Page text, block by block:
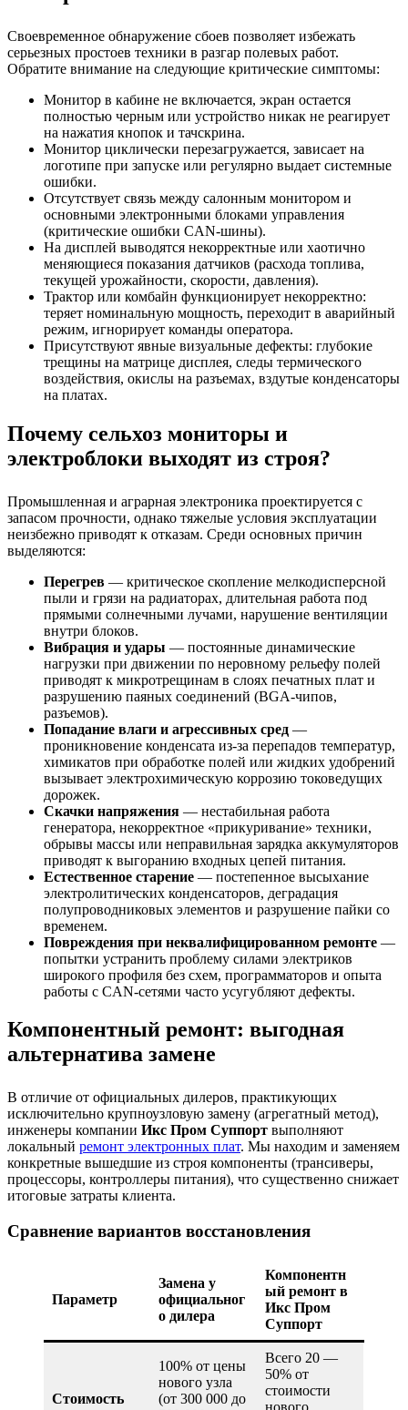
Своевременное обнаружение сбоев позволяет избежать
серьезных простоев техники в разгар полевых работ.
Обратите внимание на следующие критические симптомы:
Монитор в кабине не включается, экран остается
полностью черным или устройство никак не реагирует
на нажатия кнопок и тачскрина.
Монитор циклически перезагружается, зависает на
логотипе при запуске или регулярно выдает системные
ошибки.
Отсутствует связь между салонным монитором и
основными электронными блоками управления
(критические ошибки CAN-шины).
На дисплей выводятся некорректные или хаотично
меняющиеся показания датчиков (расхода топлива,
текущей урожайности, скорости, давления).
Трактор или комбайн функционирует некорректно:
теряет номинальную мощность, переходит в аварийный
режим, игнорирует команды оператора.
Присутствуют явные визуальные дефекты: глубокие
трещины на матрице дисплея, следы термического
воздействия, окислы на разъемах, вздутые конденсаторы
на платах.
Почему сельхоз мониторы и
электроблоки выходят из строя?
Промышленная и аграрная электроника проектируется с
запасом прочности, однако тяжелые условия эксплуатации
неизбежно приводят к отказам. Среди основных причин
выделяются:
Перегрев — критическое скопление мелкодисперсной
пыли и грязи на радиаторах, длительная работа под
прямыми солнечными лучами, нарушение вентиляции
внутри блоков.
Вибрация и удары — постоянные динамические
нагрузки при движении по неровному рельефу полей
приводят к микротрещинам в слоях печатных плат и
разрушению паяных соединений (BGA-чипов,
разъемов).
Попадание влаги и агрессивных сред —
проникновение конденсата из-за перепадов температур,
химикатов при обработке полей или жидких удобрений
вызывает электрохимическую коррозию токоведущих
дорожек.
Скачки напряжения — нестабильная работа
генератора, некорректное «прикуривание» техники,
обрывы массы или неправильная зарядка аккумуляторов
приводят к выгоранию входных цепей питания.
Естественное старение — постепенное высыхание
электролитических конденсаторов, деградация
полупроводниковых элементов и разрушение пайки со
временем.
Повреждения при неквалифицированном ремонте —
попытки устранить проблему силами электриков
широкого профиля без схем, программаторов и опыта
работы с CAN-сетями часто усугубляют дефекты.
Компонентный ремонт: выгодная
альтернатива замене
В отличие от официальных дилеров, практикующих
исключительно крупноузловую замену (агрегатный метод),
инженеры компании Икс Пром Суппорт выполняют
локальный ремонт электронных плат. Мы находим и заменяем
конкретные вышедшие из строя компоненты (трансиверы,
процессоры, контроллеры питания), что существенно снижает
итоговые затраты клиента.
Сравнение вариантов восстановления
Параметр
Замена у
официальног
о дилера
Компонентн
ый ремонт в
Икс Пром
Суппорт
Стоимость
100% от цены
нового узла
(от 300 000 до
Всего 20 —
50% от
стоимости
нового